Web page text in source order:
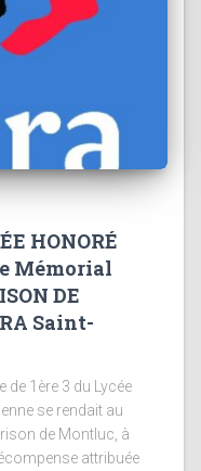
HONORÉ
Mémorial
DE
Saint-
de 1ère 3 du Lycée
se rendait au
de Montluc, à
attribuée